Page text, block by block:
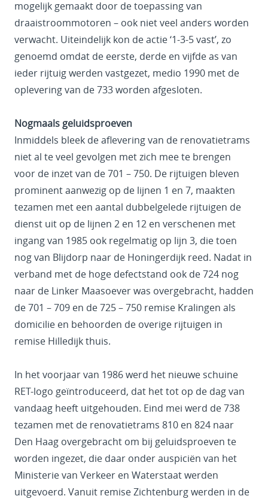
mogelijk gemaakt door de toepassing van
draaistroommotoren – ook niet veel anders worden
verwacht. Uiteindelijk kon de actie ‘1-3-5 vast’, zo
genoemd omdat de eerste, derde en vijfde as van
ieder rijtuig werden vastgezet, medio 1990 met de
oplevering van de 733 worden afgesloten.
Nogmaals geluidsproeven
Inmiddels bleek de aflevering van de renovatietrams
niet al te veel gevolgen met zich mee te brengen
voor de inzet van de 701 – 750. De rijtuigen bleven
prominent aanwezig op de lijnen 1 en 7, maakten
tezamen met een aantal dubbelgelede rijtuigen de
dienst uit op de lijnen 2 en 12 en verschenen met
ingang van 1985 ook regelmatig op lijn 3, die toen
nog van Blijdorp naar de Honingerdijk reed. Nadat in
verband met de hoge defectstand ook de 724 nog
naar de Linker Maasoever was overgebracht, hadden
de 701 – 709 en de 725 – 750 remise Kralingen als
domicilie en behoorden de overige rijtuigen in
remise Hilledijk thuis.
In het voorjaar van 1986 werd het nieuwe schuine
RET-logo geïntroduceerd, dat het tot op de dag van
vandaag heeft uitgehouden. Eind mei werd de 738
tezamen met de renovatietrams 810 en 824 naar
Den Haag overgebracht om bij geluidsproeven te
worden ingezet, die daar onder auspiciën van het
Ministerie van Verkeer en Waterstaat werden
uitgevoerd. Vanuit remise Zichtenburg werden in de